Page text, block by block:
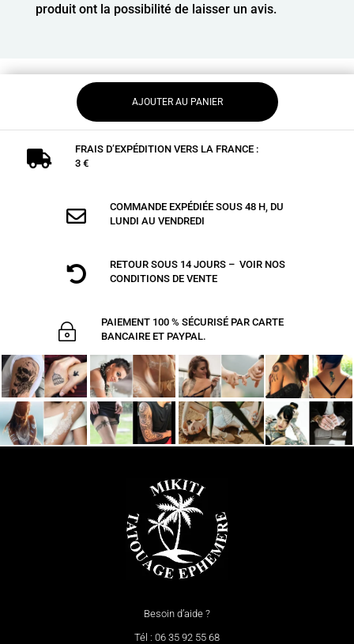
produit ont la possibilité de laisser un avis.
AJOUTER AU PANIER

FRAIS D’EXPÉDITION VERS LA FRANCE :
3 €

COMMANDE EXPÉDIÉE SOUS 48 H, DU
LUNDI AU VENDREDI

RETOUR SOUS 14 JOURS – VOIR NOS
CONDITIONS DE VENTE
~
PAIEMENT 100 % SÉCURISÉ PAR CARTE
BANCAIRE ET PAYPAL.
Besoin d’aide ?
Tél : 06 35 92 55 68